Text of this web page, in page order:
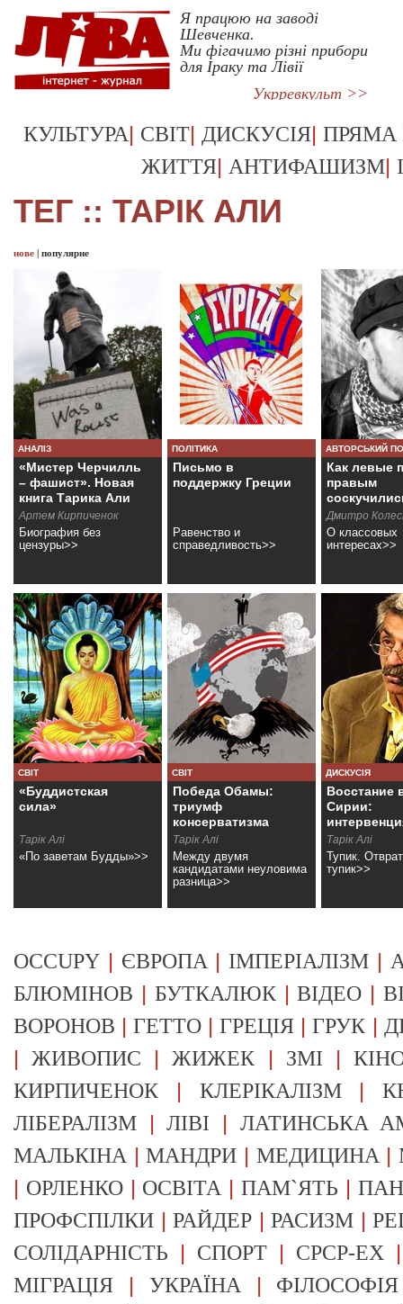
Я працюю на заводі
Шевченка.
Ми фігачимо різні прибори
для Іраку та Лівії
Укрревкульт >>
КУЛЬТУРА| СВІТ| ДИСКУСІЯ| ПРЯМА
ЖИТТЯ| АНТИФАШИЗМ|
ТЕГ :: ТАРІК АЛИ
нове | популярне
АНАЛІЗ
«Мистер Черчилль
– фашист». Новая
книга Тарика Али
Артем Кирпиченок
Биография без
цензуры>>
ПОЛІТИКА
Письмо в
поддержку Греции
Равенство и
справедливость>>
АВТОРСЬКИЙ
Как левые
правым
Дмитро
О классовых
интересах>>
СВІТ
«Буддистская
сила»
Тарік Алі
«По заветам Будды»>>
СВІТ
Победа Обамы:
триумф
консерватизма
Тарік Алі
Между двумя
кандидатами неуловима
разница>>
ДИСКУСІЯ
Восстание
Сирии:
Тарік Алі
Тупик.
тупик>>
OCCUPY | ЄВРОПА | ІМПЕРІАЛІЗМ |
БЛЮМІНОВ | БУТКАЛЮК|ВІДЕО |
ВОРОНОВ |ГЕТТО |ГРЕЦІЯ |ГРУК |
|ЖИВОПИС |ЖИЖЕК | ЗМІ |
КИРПИЧЕНОК | КЛЕРІКАЛІЗМ|
ЛІБЕРАЛІЗМ |ЛІВІ | ЛАТИНСЬКА
МАЛЬКІНА |МАНДРИ | МЕДИЦИНА |
| ОРЛЕНКО| ОСВІТА |ПАМ`ЯТЬ |
ПРОФСПІЛКИ |РАЙДЕР |РАСИЗМ |
СОЛІДАРНІСТЬ | СПОРТ | СРСР-EX
МІГРАЦІЯ | УКРАЇНА | ФІЛОСОФІЯ